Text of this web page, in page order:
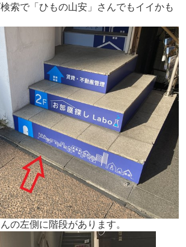
索で「ひもの山安」さんでもイイかも
の左側に階段があります。